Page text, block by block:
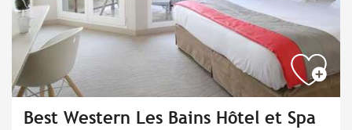
Best Western Les Bains Hôtel et Spa